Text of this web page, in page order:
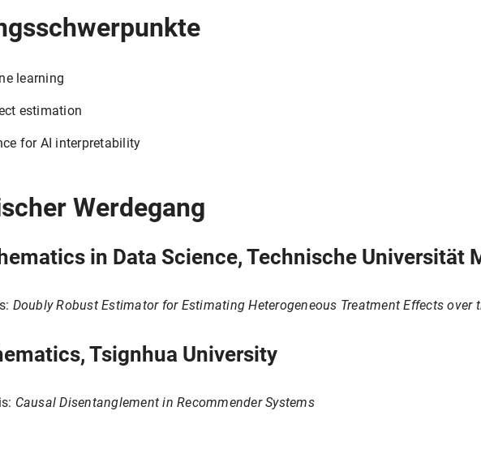
learning
estimation
for AI interpretability
Werdegang
in Data Science, Technische Universität
Doubly Robust Estimator for Estimating Heterogeneous Treatment Effects over
Tsignhua University
Causal Disentanglement in Recommender Systems